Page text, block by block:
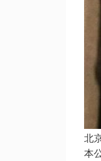
北
本